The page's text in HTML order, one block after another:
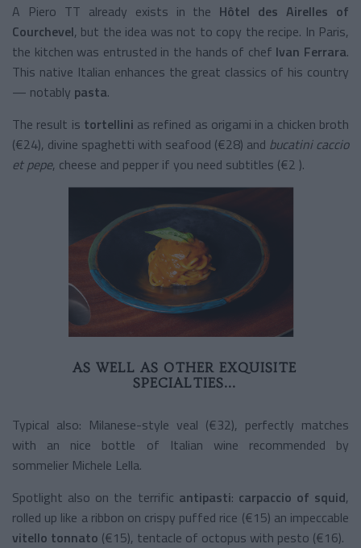
A Piero TT already exists in the Hôtel des Airelles of
Courchevel, but the idea was not to copy the recipe. In Paris,
the kitchen was entrusted in the hands of chef Ivan Ferrara.
This native Italian enhances the great classics of his country
— notably pasta.
The result is tortellini as refined as origami in a chicken broth
(€24), divine spaghetti with seafood (€28) and bucatini caccio
et pepe, cheese and pepper if you need subtitles (€2 ).
AS WELL AS OTHER EXQUISITE
SPECIALTIES...
Typical also: Milanese-style veal (€32), perfectly matches
with an nice bottle of Italian wine recommended by
sommelier Michele Lella.
Spotlight also on the terrific antipasti: carpaccio of squid,
rolled up like a ribbon on crispy puffed rice (€15) an impeccable
vitello tonnato (€15), tentacle of octopus with pesto (€16).